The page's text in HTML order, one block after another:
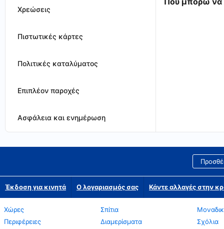
Χρεώσεις
Πιστωτικές κάρτες
Πολιτικές καταλύματος
Επιπλέον παροχές
Ασφάλεια και ενημέρωση
Έκδοση για κινητά Ο λογαριασμός σας Κάντε αλλαγές στην
Χώρες
Περιφέρειες
Σπίτια
Διαμερίσματα
Σχόλια